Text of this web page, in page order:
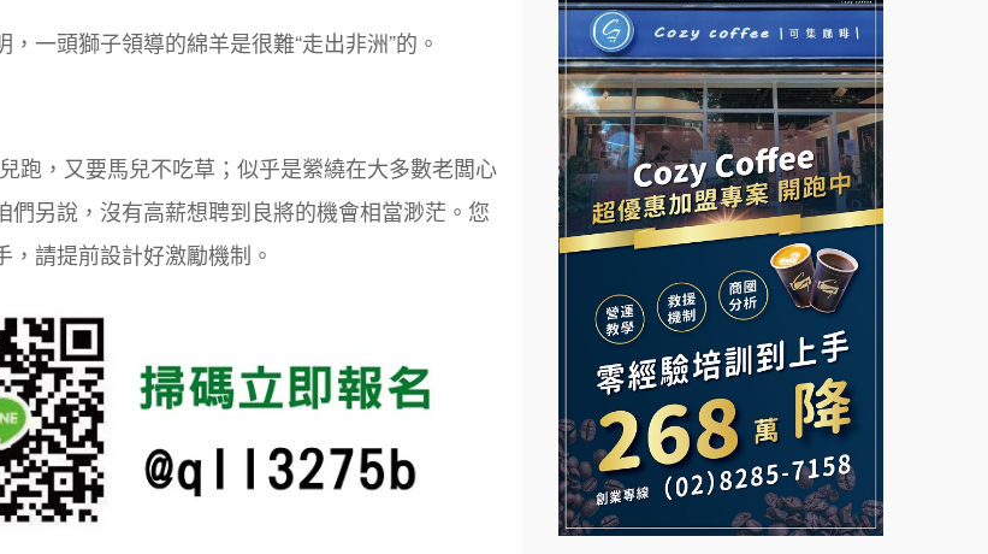
一頭獅子領導的綿羊是很難“走出非洲”的。
跑，又要馬兒不吃草；似乎是縈繞在大多數老闆心
另說，沒有高薪想聘到良將的機會相當渺茫。您
請提前設計好激勵機制。
彭富貴加盟說明會
NU PASTA義大利麵加盟說明
會
潮鍋癮加盟說明會
蓁伙烤倆吃加盟說明會
霏等茶加盟說明會
早安山丘加盟說明會
冰封仙果加盟說明會
Ramble Café 漫步藍咖啡加盟
說明會
微風亭鐵板燒加盟說明會
杜芳子古味茶鋪加盟說明會
優握握×酸奶大獅加盟說明會
冬城門加盟說明會
拾鑶火鍋加盟說明會
阿性情趣無人販售所加盟明會
龍涎居好湯加盟說明會
舒油頭加盟說明會
韓金量加盟說明會
義氣豐發雞加盟說明會